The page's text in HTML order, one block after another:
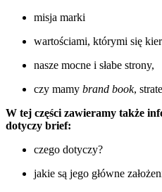
misja marki
wartościami, którymi się
nasze mocne i słabe strony,
czy mamy brand book,
W tej części zawieramy także
dotyczy brief:
czego dotyczy?
jakie są jego główne